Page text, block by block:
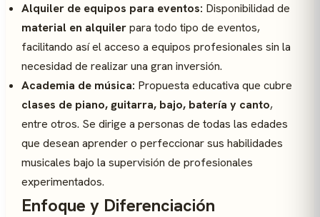
Alquiler de equipos para eventos: Disponibilidad de
material en alquilerpara todo tipo de eventos,
facilitando así el acceso a equipos profesionales sin la
necesidad de realizar una gran inversión.
Academia de música: Propuesta educativa que cubre
clases de piano, guitarra, bajo, batería y canto,
entre otros. Se dirige a personas de todas las edades
que desean aprender o perfeccionar sus habilidades
musicales bajo la supervisión de profesionales
experimentados.
Enfoque y Diferenciación